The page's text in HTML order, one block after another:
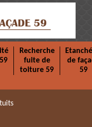
Recherche
fuite de
toiture 59
de
59